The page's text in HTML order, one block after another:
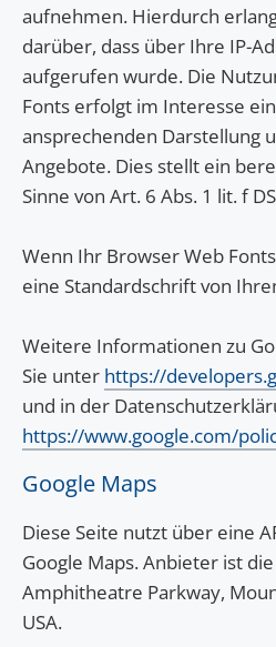
aufnehmen. Hierdurch
darüber, dass über Ihre IP-
aufgerufen wurde. Die
Fonts erfolgt im Interesse
ansprechenden Darstellung
Angebote. Dies stellt ein
Sinne von Art. 6 Abs. 1 lit. f
Wenn Ihr Browser Web
eine Standardschrift von
Weitere Informationen zu
Sie unter https://
und in der
https://www.google.com/
Google Maps
Diese Seite nutzt über eine
Google Maps. Anbieter ist
Amphitheatre Parkway,
USA.